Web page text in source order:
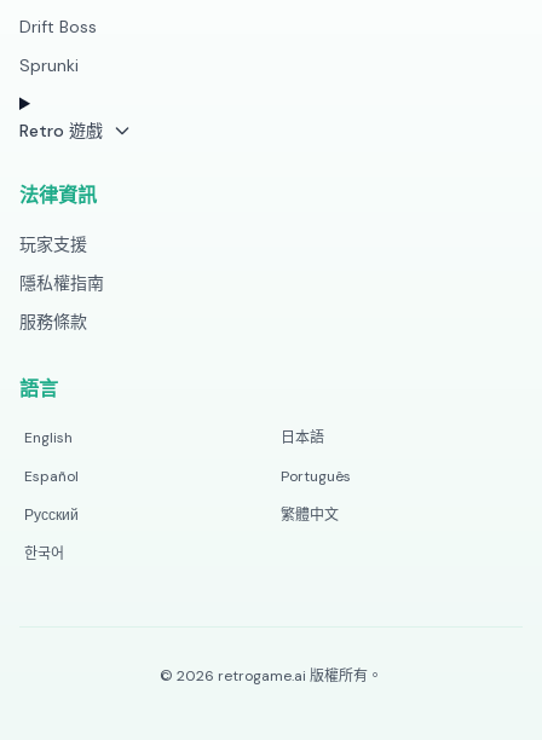
Drift Boss
Sprunki
Retro 遊戲
法律資訊
玩家支援
隱私權指南
服務條款
語言
English
日本語
Español
Português
Русский
繁體中文
한국어
© 2026 retrogame.ai 版權所有。